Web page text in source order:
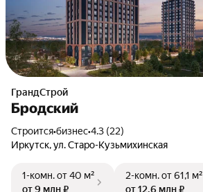
ГрандСтрой
Бродский
Строится•бизнес•4.3 (22)
Иркутск, ул. Старо-Кузьмихинская
1-комн.от 40 м²
от 9 млн ₽
2-комн.от 61,1 м²
от 12,6 млн ₽